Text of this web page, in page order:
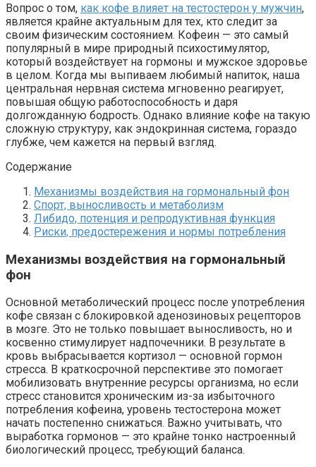
Вопрос о том, как кофе влияет на тестостерон у мужчин,
является крайне актуальным для тех, кто следит за
своим физическим состоянием. Кофеин — это самый
популярный в мире природный психостимулятор,
который воздействует на гормоны и мужское здоровье
в целом. Когда мы выпиваем любимый напиток, наша
центральная нервная система мгновенно реагирует,
повышая общую работоспособность и даря
долгожданную бодрость. Однако влияние кофе на такую
сложную структуру, как эндокринная система, гораздо
глубже, чем кажется на первый взгляд.
Содержание
Механизмы воздействия на гормональный фон
Спорт, выносливость и метаболизм
Либидо, потенция и репродуктивная функция
Риски, предостережения и нормы потребления
Механизмы воздействия на гормональный
фон
Основной метаболический процесс после употребления
кофе связан с блокировкой аденозиновых рецепторов
в мозге. Это не только повышает выносливость, но и
косвенно стимулирует надпочечники. В результате в
кровь выбрасывается кортизол — основной гормон
стресса. В краткосрочной перспективе это помогает
мобилизовать внутренние ресурсы организма, но если
стресс становится хроническим из-за избыточного
потребления кофеина, уровень тестостерона может
начать постепенно снижаться. Важно учитывать, что
выработка гормонов — это крайне тонко настроенный
биологический процесс, требующий баланса.